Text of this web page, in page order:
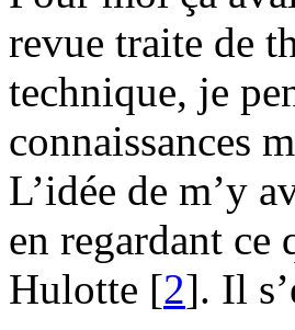
revue traite de
technique, je
connaissances
L’idée de m’y
en regardant ce
Hulotte [2]. Il